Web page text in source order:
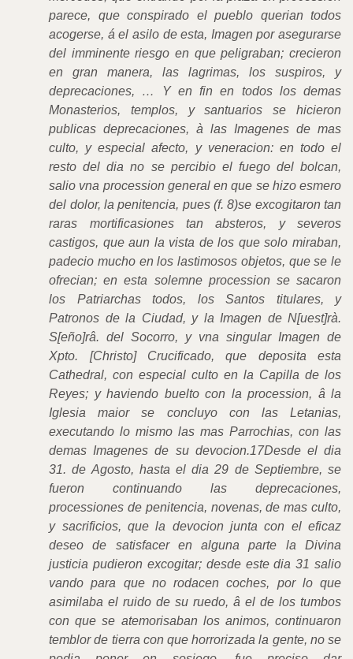
parece, que conspirado el pueblo querian todos
acogerse, á el asilo de esta, Imagen por asegurarse
del imminente riesgo en que peligraban; crecieron
en gran manera, las lagrimas, los suspiros, y
deprecaciones, … Y en fin en todos los demas
Monasterios, templos, y santuarios se hicieron
publicas deprecaciones, à las Imagenes de mas
culto, y especial afecto, y veneracion: en todo el
resto del dia no se percibio el fuego del bolcan,
salio vna procession general en que se hizo esmero
del dolor, la penitencia, pues (f. 8)se excogitaron tan
raras mortificasiones tan absteros, y severos
castigos, que aun la vista de los que solo miraban,
padecio mucho en los lastimosos objetos, que se le
ofrecian; en esta solemne procession se sacaron
los Patriarchas todos, los Santos titulares, y
Patronos de la Ciudad, y la Imagen de N[uest]rà.
S[eño]râ. del Socorro, y vna singular Imagen de
Xpto. [Christo] Crucificado, que deposita esta
Cathedral, con especial culto en la Capilla de los
Reyes; y haviendo buelto con la procession, â la
Iglesia maior se concluyo con las Letanias,
executando lo mismo las mas Parrochias, con las
demas Imagenes de su devocion.17Desde el dia
31. de Agosto, hasta el dia 29 de Septiembre, se
fueron continuando las deprecaciones,
processiones de penitencia, novenas, de mas culto,
y sacrificios, que la devocion junta con el eficaz
deseo de satisfacer en alguna parte la Divina
justicia pudieron excogitar; desde este dia 31 salio
vando para que no rodacen coches, por lo que
asimilaba el ruido de su ruedo, â el de los tumbos
con que se atemorisaban los animos, continuaron
temblor de tierra con que horrorizada la gente, no se